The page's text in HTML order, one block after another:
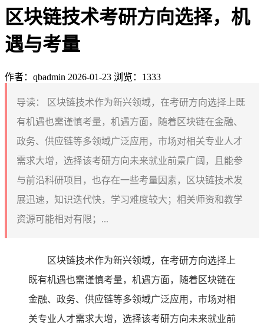
区块链技术考研方向选择，机
遇与考量
作者：qbadmin 2026-01-23 浏览：1333
导读：
区块链技术作为新兴领域，在考研方向选择上既
有机遇也需谨慎考量，机遇方面，随着区块链在金融、
政务、供应链等多领域广泛应用，市场对相关专业人才
需求大增，选择该考研方向未来就业前景广阔，且能参
与前沿科研项目，也存在一些考量因素，区块链技术发
展迅速，知识迭代快，学习难度较大；相关师资和教学
资源可能相对有限；...
区块链技术作为新兴领域，在考研方向选择上
既有机遇也需谨慎考量，机遇方面，随着区块链在
金融、政务、供应链等多领域广泛应用，市场对相
关专业人才需求大增，选择该考研方向未来就业前